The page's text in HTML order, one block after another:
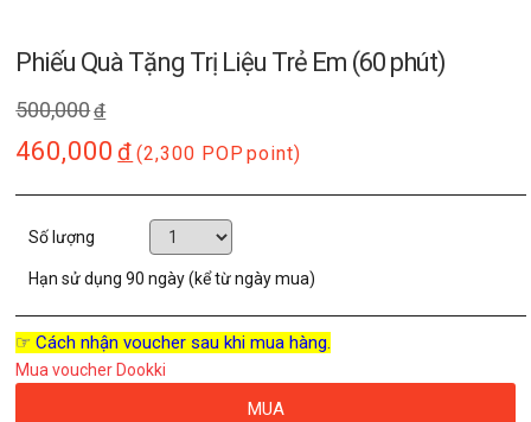
Phiếu Quà Tặng Trị Liệu Trẻ Em (60 phút)
500,000đ
460,000 đ (2,300 POP point)
Số lượng
Hạn sử dụng90 ngày (kể từ ngày mua)
☞ Cách nhận voucher sau khi mua hàng.
Mua voucher Dookki
MUA